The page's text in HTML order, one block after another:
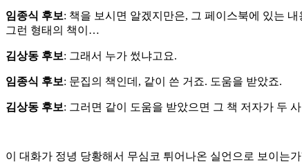
임종식 후보: 책을 보시면 알겠지만은, 그 페이스북에 있는
그런 형태의 책이…
김상동 후보: 그래서 누가 썼냐고요.
임종식 후보: 문집의 책인데, 같이 쓴 거죠. 도움을 받았죠.
김상동 후보: 그러면 같이 도움을 받았으면 그 책 저자가 두
이 대화가 정녕 당황해서 무심코 튀어나온 실언으로 보이는